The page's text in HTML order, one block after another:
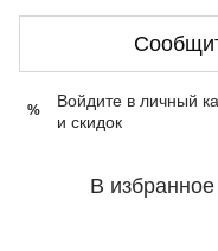
%
Войдите в личный
и скидок
В избранное